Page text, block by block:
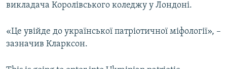
викладача Королівського коледжу у Лондоні.
«Це увійде до української патріотичної міфології», –
зазначив Кларксон.